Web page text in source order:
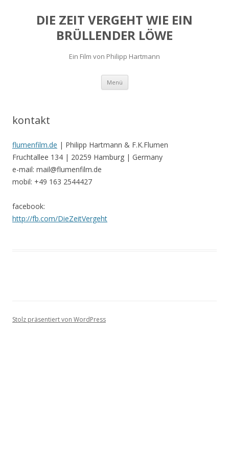
DIE ZEIT VERGEHT WIE EIN
BRÜLLENDER LÖWE
Ein Film von Philipp Hartmann
Menü Springe zum Inhalt
kontakt
flumenfilm.de | Philipp Hartmann & F.K.Flumen
Fruchtallee 134 | 20259 Hamburg | Germany
e-mail: mail@flumenfilm.de
mobil: +49 163 2544427
facebook:
http://fb.com/DieZeitVergeht
Stolz präsentiert von WordPress